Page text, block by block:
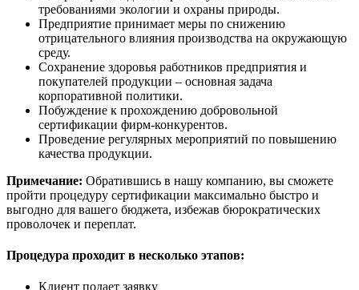
требованиями экологии и охраны природы.
Предприятие принимает меры по снижению
отрицательного влияния производства на окружающую
среду.
Сохранение здоровья работников предприятия и
покупателей продукции – основная задача
корпоративной политики.
Побуждение к прохождению добровольной
сертификации фирм-конкурентов.
Проведение регулярных мероприятий по повышению
качества продукции.
Примечание: Обратившись в нашу компанию, вы сможете
пройти процедуру сертификации максимально быстро и
выгодно для вашего бюджета, избежав бюрократических
проволочек и переплат.
Процедура проходит в несколько этапов:
Клиент подает заявку